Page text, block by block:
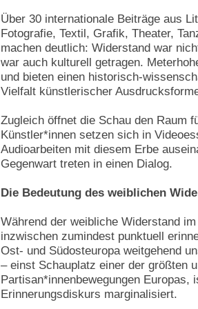
Über 30 internationale Beiträge aus
Fotografie, Textil, Grafik, Theater,
machen deutlich: Widerstand war
war auch kulturell getragen.
und bieten einen historisch-
Vielfalt künstlerischer
Zugleich öffnet die Schau den Raum
Künstler*innen setzen sich in
Audioarbeiten mit diesem Erbe
Gegenwart treten in einen Dialog.
Die Bedeutung des weiblichen
Während der weibliche Widerstand
inzwischen zumindest punktuell
Ost- und Südosteuropa weitgehend
– einst Schauplatz einer der größten
Partisan*innenbewegungen Europas,
Erinnerungsdiskurs marginalisiert.